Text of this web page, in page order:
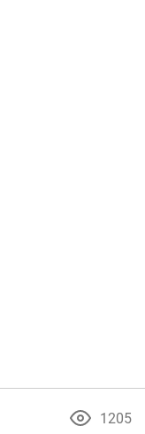
1205